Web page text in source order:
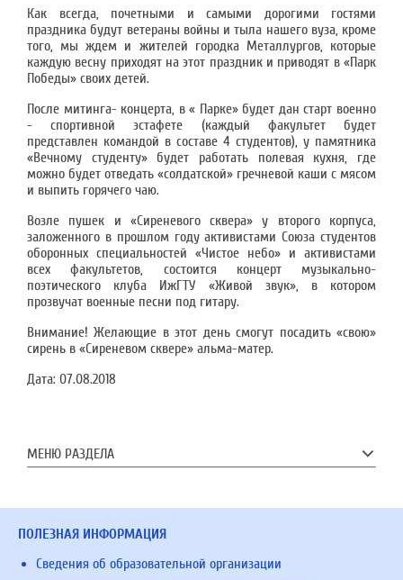
Как всегда, почетными и самыми дорогими гостями
праздника будут ветераны войны и тыла нашего вуза, кроме
того, мы ждем и жителей городка Металлургов, которые
каждую весну приходят на этот праздник и приводят в «Парк
Победы» своих детей.
После митинга- концерта, в « Парке» будет дан старт военно
- спортивной эстафете (каждый факультет будет
представлен командой в составе 4 студентов), у памятника
«Вечному студенту» будет работать полевая кухня, где
можно будет отведать «солдатской» гречневой каши с мясом
и выпить горячего чаю.
Возле пушек и «Сиреневого сквера» у второго корпуса,
заложенного в прошлом году активистами Союза студентов
оборонных специальностей «Чистое небо» и активистами
всех факультетов, состоится концерт музыкально-
поэтического клуба ИжГТУ «Живой звук», в котором
прозвучат военные песни под гитару.
Внимание! Желающие в этот день смогут посадить «свою»
сирень в «Сиреневом сквере» альма-матер.
Дата: 07.08.2018
МЕНЮ РАЗДЕЛА
ПОЛЕЗНАЯ ИНФОРМАЦИЯ
Сведения об образовательной организации